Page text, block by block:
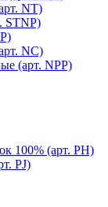
NT)
STNP)
NC)
(арт. NPP)
100% (арт. PH)
PJ)